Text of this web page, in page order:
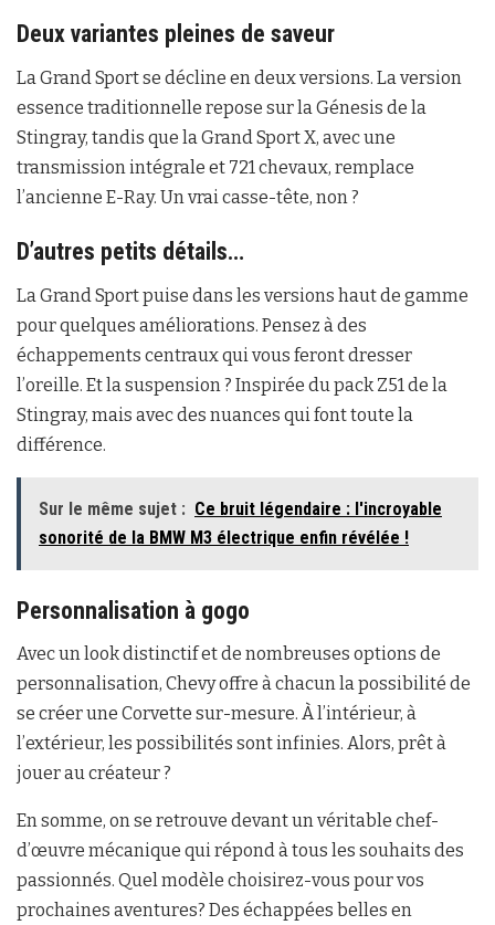
Deux variantes pleines de saveur
La Grand Sport se décline en deux versions. La version
essence traditionnelle repose sur la Génesis de la
Stingray, tandis que la Grand Sport X, avec une
transmission intégrale et 721 chevaux, remplace
l’ancienne E-Ray. Un vrai casse-tête, non ?
D’autres petits détails…
La Grand Sport puise dans les versions haut de gamme
pour quelques améliorations. Pensez à des
échappements centraux qui vous feront dresser
l’oreille. Et la suspension ? Inspirée du pack Z51 de la
Stingray, mais avec des nuances qui font toute la
différence.
Sur le même sujet : Ce bruit légendaire : l'incroyable
sonorité de la BMW M3 électrique enfin révélée !
Personnalisation à gogo
Avec un look distinctif et de nombreuses options de
personnalisation, Chevy offre à chacun la possibilité de
se créer une Corvette sur-mesure. À l’intérieur, à
l’extérieur, les possibilités sont infinies. Alors, prêt à
jouer au créateur ?
En somme, on se retrouve devant un véritable chef-
d’œuvre mécanique qui répond à tous les souhaits des
passionnés. Quel modèle choisirez-vous pour vos
prochaines aventures? Des échappées belles en